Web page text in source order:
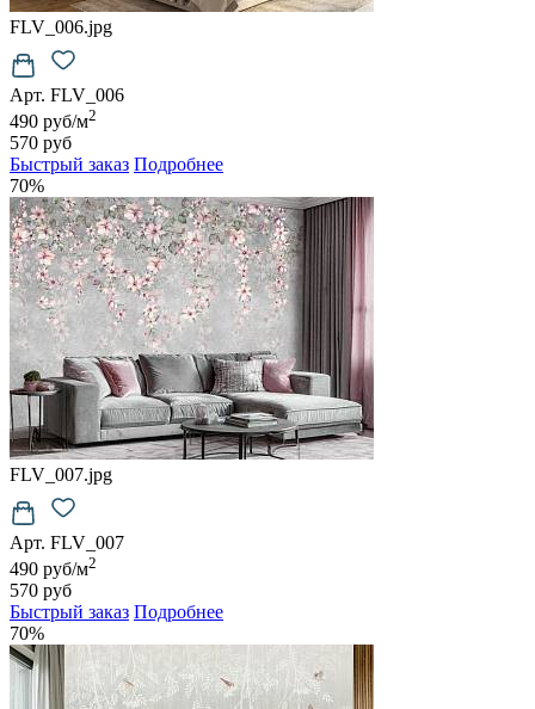
FLV_006.jpg
Арт. FLV_006
490 руб/м2
570 руб
Быстрый заказ Подробнее
70%
FLV_007.jpg
Арт. FLV_007
490 руб/м2
570 руб
Быстрый заказ Подробнее
70%